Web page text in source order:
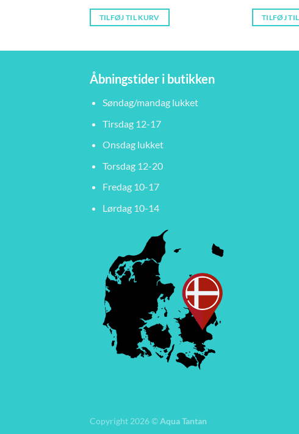
TILFØJ TIL KURV TILFØJ
Åbningstider i butikken
Søndag/mandag lukket
Tirsdag 12-17
Onsdag lukket
Torsdag 12-20
Fredag 10-17
Lørdag 10-14
Copyright 2026 ©Aqua Tantan